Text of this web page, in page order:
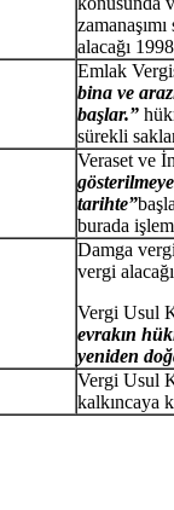
alacağı
Emlak
bina ve
başlar.”
sürekli
Veraset ve
tarihte”
burada
Damga
vergi
Vergi Usul
evrakın
yeniden
Vergi Usul
kalkıncaya